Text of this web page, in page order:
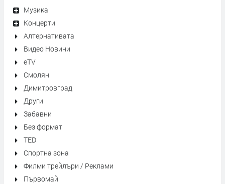
Музика
Концерти
Алтернативата
Видео Новини
eTV
Смолян
Димитровград
Други
Забавни
Без формат
TED
Спортна зона
Филми трейлъри / Реклами
Първомай